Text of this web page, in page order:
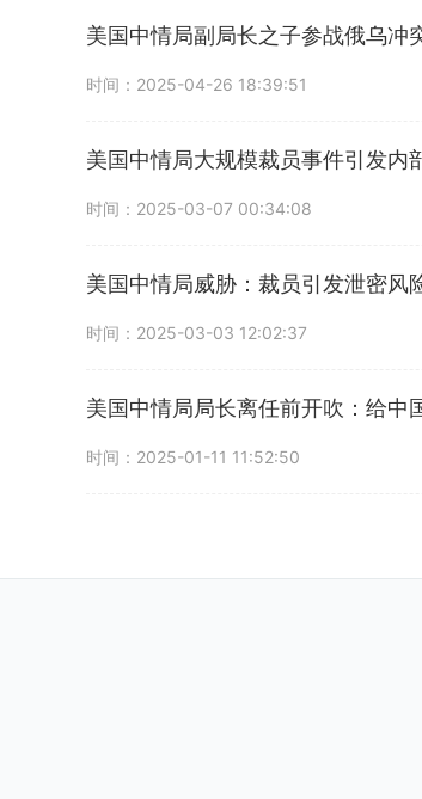
美国中情局副局长之子参战俄乌冲
时间：2025-04-26 18:39:51
美国中情局大规模裁员事件引发内
时间：2025-03-07 00:34:08
美国中情局威胁：裁员引发泄密风
时间：2025-03-03 12:02:37
美国中情局局长离任前开吹：给中
时间：2025-01-11 11:52:50